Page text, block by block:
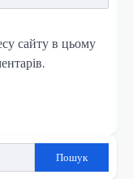
сайту в цьому
Пошук